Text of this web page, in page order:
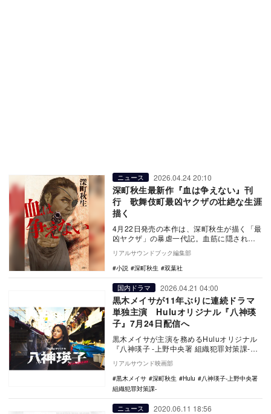
ニュース 2026.04.24 20:10
深町秋生最新作『血は争えない』刊
行 歌舞伎町最凶ヤクザの壮絶な生涯
描く
4月22日発売の本作は、深町秋生が描く「最
凶ヤクザ」の暴虐一代記。血筋に隠された
禁忌の秘密に迫るバイオレンス大作だ。
リアルサウンドブック編集部
小説
深町秋生 双葉社
国内ドラマ 2026.04.21 04:00
黒木メイサが11年ぶりに連続ドラマ
単独主演 Huluオリジナル『八神瑛
子』7月24日配信へ
黒木メイサが主演を務めるHuluオリジナル
『八神瑛子 -上野中央署 組織犯罪対策課-』
が、7月24日からHuluで独占配信される…
リアルサウンド映画部
黒木メイサ
深町秋生 Hulu
八神瑛子-上野中央署
組織犯罪対策課-
ニュース 2020.06.11 18:56